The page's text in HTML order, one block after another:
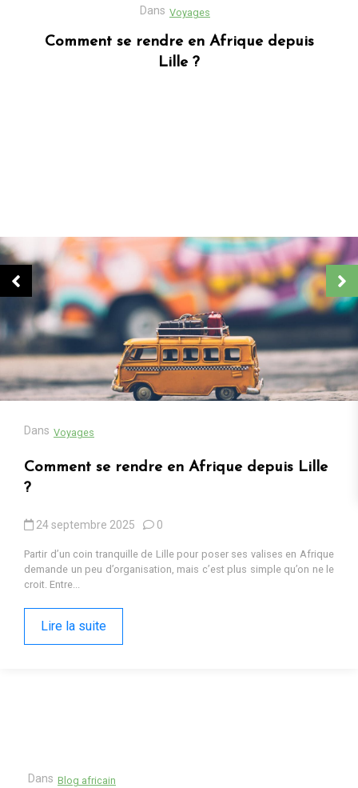
Dans Business
Découvrez Donafesta : La Référence pour
vos cadeaux personnalisés
Dans Blog africain
Quels sont les cadeaux les plus populaires
en Afrique ?
13 octobre 2025 0
Cadeaux populaires en Afrique en 2025 : tendances, contextes et
Lire la suite
Dans Blog africain